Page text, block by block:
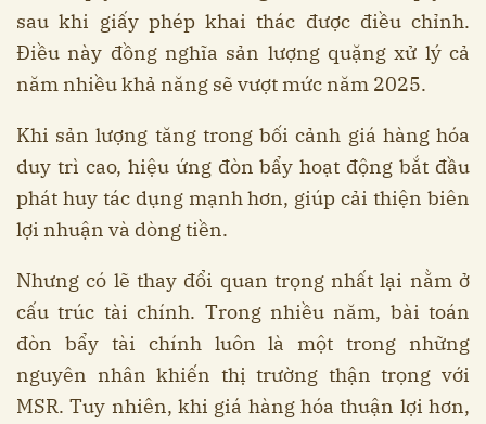
sau khi giấy phép khai thác được điều chỉnh.
Điều này đồng nghĩa sản lượng quặng xử lý cả
năm nhiều khả năng sẽ vượt mức năm 2025.
Khi sản lượng tăng trong bối cảnh giá hàng hóa
duy trì cao, hiệu ứng đòn bẩy hoạt động bắt đầu
phát huy tác dụng mạnh hơn, giúp cải thiện biên
lợi nhuận và dòng tiền.
Nhưng có lẽ thay đổi quan trọng nhất lại nằm ở
cấu trúc tài chính. Trong nhiều năm, bài toán
đòn bẩy tài chính luôn là một trong những
nguyên nhân khiến thị trường thận trọng với
MSR. Tuy nhiên, khi giá hàng hóa thuận lợi hơn,